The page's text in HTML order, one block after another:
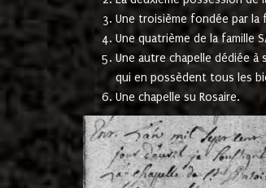
Une troisième fondée par la
Une quatrième de la famille
Une autre chapelle dédiée à
qui en possèdent tous les
Une chapelle su Rosaire.